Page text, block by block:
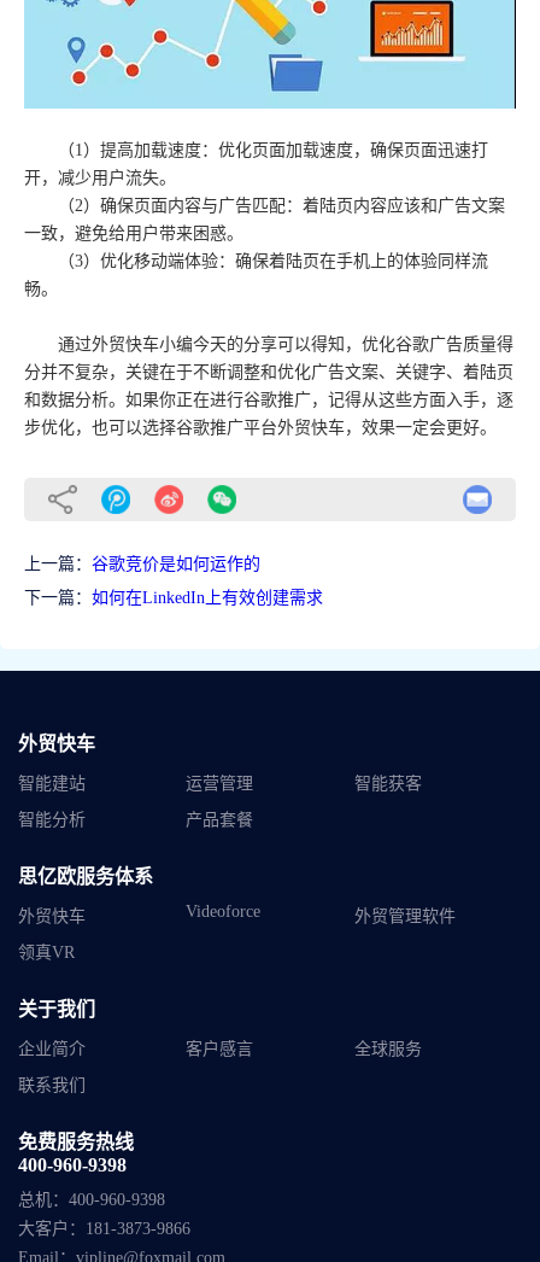
（1）提高加载速度：优化页面加载速度，确保页面迅速打
开，减少用户流失。
（2）确保页面内容与广告匹配：着陆页内容应该和广告文案
一致，避免给用户带来困惑。
（3）优化移动端体验：确保着陆页在手机上的体验同样流
畅。
通过外贸快车小编今天的分享可以得知，优化谷歌广告质量得
分并不复杂，关键在于不断调整和优化广告文案、关键字、着陆页
和数据分析。如果你正在进行谷歌推广，记得从这些方面入手，逐
步优化，也可以选择谷歌推广平台外贸快车，效果一定会更好。
上一篇： 谷歌竞价是如何运作的
下一篇： 如何在LinkedIn上有效创建需求
外贸快车
智能建站 运营管理
智能获客
智能分析
产品套餐
思亿欧服务体系
外贸快车 Videoforce
外贸管理软件
领真VR
关于我们
企业简介 客户感言
全球服务
联系我们
免费服务热线
400-960-9398
总机： 400-960-9398
大客户： 181-3873-9866
Email： vipline@foxmail.com